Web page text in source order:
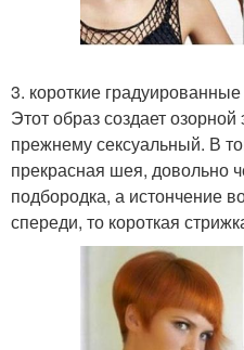
3. короткие
Этот образ создает
прежнему сексуальный. В
прекрасная шея, довольно
подбородка, а истончение
спереди, то короткая